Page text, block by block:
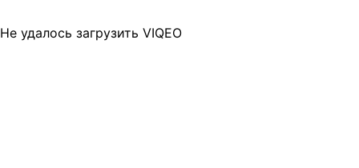
Не удалось загрузить VIQEO